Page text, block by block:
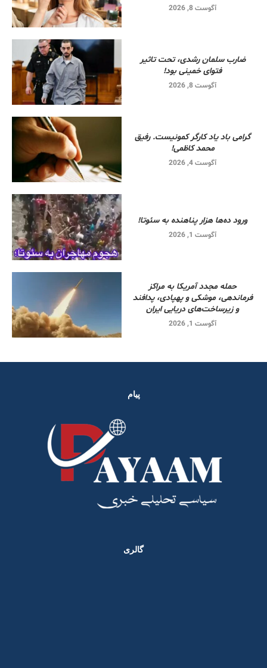
آگوست 8, 2026
ضارب سلمان رشدی، تحت تاثیر
فتوای خمینی بود!
آگوست 8, 2026
گرامی باد یاد کارگر کمونیست. رفیق
محمد کاظمی!
آگوست 4, 2026
ورود ده‌ها هزار پناهنده به سئوتا!
آگوست 1, 2026
حمله مجدد آمریکا به مراکز
فرماندهی، موشکی و پهپادی، پدافند
و زیرساخت‌های دریایی ایران
آگوست 1, 2026
پیام
گالری